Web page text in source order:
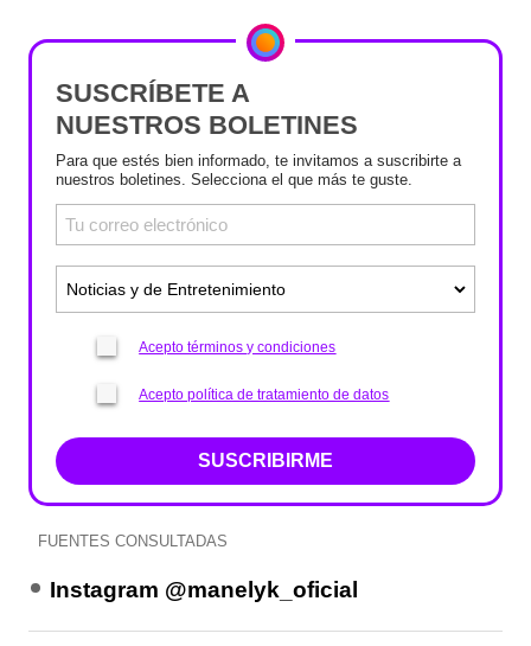
SUSCRÍBETE A
NUESTROS BOLETINES
Para que estés bien informado, te invitamos a suscribirte a
nuestros boletines. Selecciona el que más te guste.
Acepto términos y condiciones
Acepto política de tratamiento de datos
SUSCRIBIRME
FUENTES CONSULTADAS
Instagram @manelyk_oficial